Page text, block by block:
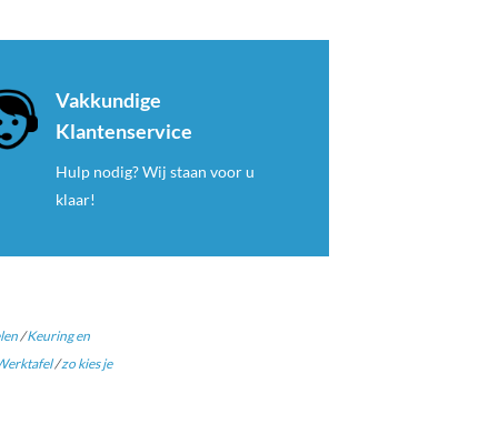
Vakkundige
Klantenservice
Hulp nodig? Wij staan voor u
klaar!
/Keuring en
/zo kies je